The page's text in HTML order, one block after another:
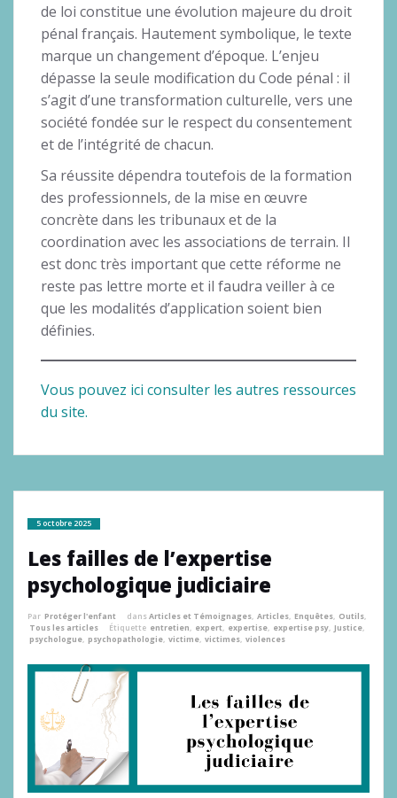
de loi constitue une évolution majeure du droit
pénal français. Hautement symbolique, le texte
marque un changement d’époque. L’enjeu
dépasse la seule modification du Code pénal : il
s’agit d’une transformation culturelle, vers une
société fondée sur le respect du consentement
et de l’intégrité de chacun.
Sa réussite dépendra toutefois de la formation
des professionnels, de la mise en œuvre
concrète dans les tribunaux et de la
coordination avec les associations de terrain. Il
est donc très important que cette réforme ne
reste pas lettre morte et il faudra veiller à ce
que les modalités d’application soient bien
définies.
Vous pouvez ici consulter les autres ressources
du site.
5 octobre 2025
Les failles de l’expertise
psychologique judiciaire
Par Protéger l'enfant dansArticles et Témoignages, Articles, Enquêtes, Outils,
Tous les articles
Étiquette entretien, expert, expertise, expertise psy, Justice,
psychologue, psychopathologie, victime, victimes, violences